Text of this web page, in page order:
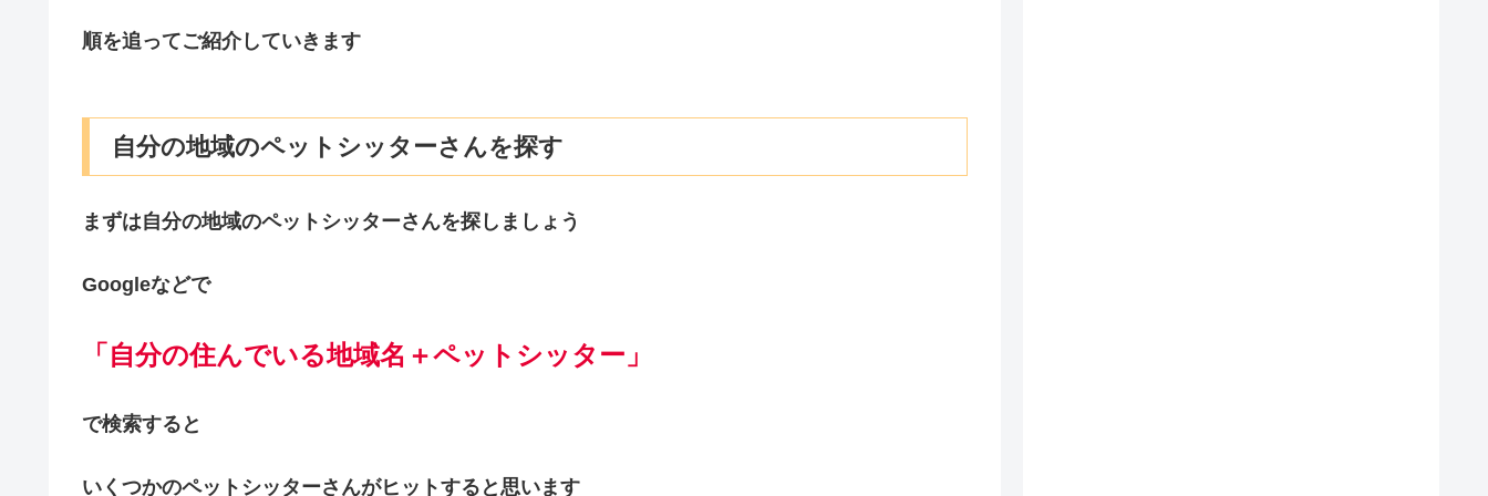
順を追ってご紹介していきます
自分の地域のペットシッターさんを探す
まずは自分の地域のペットシッターさんを探しましょう
Googleなどで
「自分の住んでいる地域名＋ペットシッター」
で検索すると
いくつかのペットシッターさんがヒットすると思います